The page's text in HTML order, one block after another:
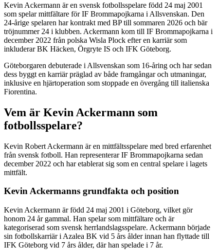
Kevin Ackermann är en svensk fotbollsspelare född 24 maj 2001
som spelar mittfältare för IF Brommapojkarna i Allsvenskan. Den
24-årige spelaren har kontrakt med BP till sommaren 2026 och bär
tröjnummer 24 i klubben. Ackermann kom till IF Brommapojkarna i
december 2022 från polska Wisla Plock efter en karriär som
inkluderar BK Häcken, Örgryte IS och IFK Göteborg.
Göteborgaren debuterade i Allsvenskan som 16-åring och har sedan
dess byggt en karriär präglad av både framgångar och utmaningar,
inklusive en hjärtoperation som stoppade en övergång till italienska
Fiorentina.
Vem är Kevin Ackermann som
fotbollsspelare?
Kevin Robert Ackermann är en mittfältsspelare med bred erfarenhet
från svensk fotboll. Han representerar IF Brommapojkarna sedan
december 2022 och har etablerat sig som en central spelare i lagets
mittfält.
Kevin Ackermanns grundfakta och position
Kevin Ackermann är född 24 maj 2001 i Göteborg, vilket gör
honom 24 år gammal. Han spelar som mittfältare och är
kategoriserad som svensk herrlandslagsspelare. Ackermann började
sin fotbollskarriär i Azalea BK vid 5 års ålder innan han flyttade till
IFK Göteborg vid 7 års ålder, där han spelade i 7 år.